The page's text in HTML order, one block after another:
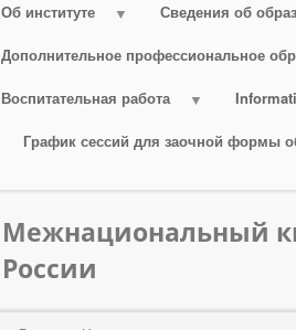
Об институте Сведения об
Дополнительное профессиональное
Воспитательная работа
График сессий для заочной формы
Межнациональный
России